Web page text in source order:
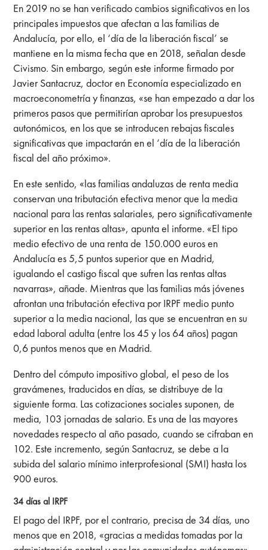
En 2019 no se han verificado cambios significativos en los
principales impuestos que afectan a las familias de
Andalucía, por ello, el ‘día de la liberación fiscal’ se
mantiene en la misma fecha que en 2018, señalan desde
Civismo. Sin embargo, según este informe firmado por
Javier Santacruz, doctor en Economía especializado en
macroeconometría y finanzas, «se han empezado a dar los
primeros pasos que permitirían aprobar los presupuestos
autonómicos, en los que se introducen rebajas fiscales
significativas que impactarán en el ‘día de la liberación
fiscal del año próximo».
En este sentido, «las familias andaluzas de renta media
conservan una tributación efectiva menor que la media
nacional para las rentas salariales, pero significativamente
superior en las rentas altas», apunta el informe. «El tipo
medio efectivo de una renta de 150.000 euros en
Andalucía es 5,5 puntos superior que en Madrid,
igualando el castigo fiscal que sufren las rentas altas
navarras», añade. Mientras que las familias más jóvenes
afrontan una tributación efectiva por IRPF medio punto
superior a la media nacional, las que se encuentran en su
edad laboral adulta (entre los 45 y los 64 años) pagan
0,6 puntos menos que en Madrid.
Dentro del cómputo impositivo global, el peso de los
gravámenes, traducidos en días, se distribuye de la
siguiente forma. Las cotizaciones sociales suponen, de
media, 103 jornadas de salario. Es una de las mayores
novedades respecto al año pasado, cuando se cifraban en
102. Este incremento, según Santacruz, se debe a la
subida del salario mínimo interprofesional (SMI) hasta los
900 euros.
34 días al IRPF
El pago del IRPF, por el contrario, precisa de 34 días, uno
menos que en 2018, «gracias a medidas tomadas por la